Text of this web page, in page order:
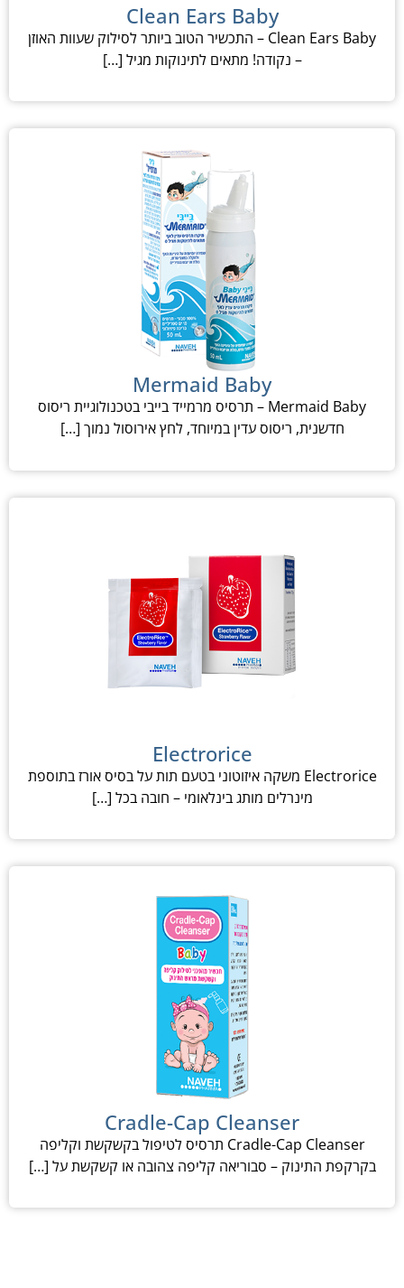
Clean Ears Baby
Clean Ears Baby – התכשיר הטוב ביותר לסילוק שעוות האוזן
– נקודה! מתאים לתינוקות מגיל […]
Mermaid Baby
Mermaid Baby – תרסיס מרמייד בייבי בטכנולוגיית ריסוס
חדשנית, ריסוס עדין במיוחד, לחץ אירוסול נמוך […]
Electrorice
Electrorice משקה איזוטוני בטעם תות על בסיס אורז בתוספת
מינרלים מותג בינלאומי – חובה בכל […]
Cradle-Cap Cleanser
Cradle-Cap Cleanser תרסיס לטיפול בקשקשת וקליפה
בקרקפת התינוק – סבוריאה קליפה צהובה או קשקשת על […]